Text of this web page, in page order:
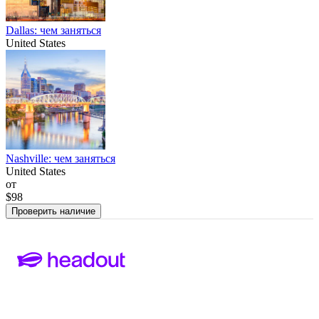
Dallas: чем заняться
United States
Nashville: чем заняться
United States
от
$98
Проверить наличие